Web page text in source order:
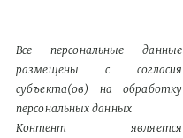
Все персональные данные
размещены с согласия
субъекта(ов) на обработку
персональных данных
Контент является